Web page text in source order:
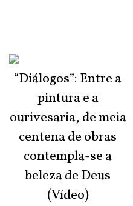
“Diálogos”: Entre a
pintura e a
ourivesaria, de meia
centena de obras
contempla-se a
beleza de Deus
(Vídeo)